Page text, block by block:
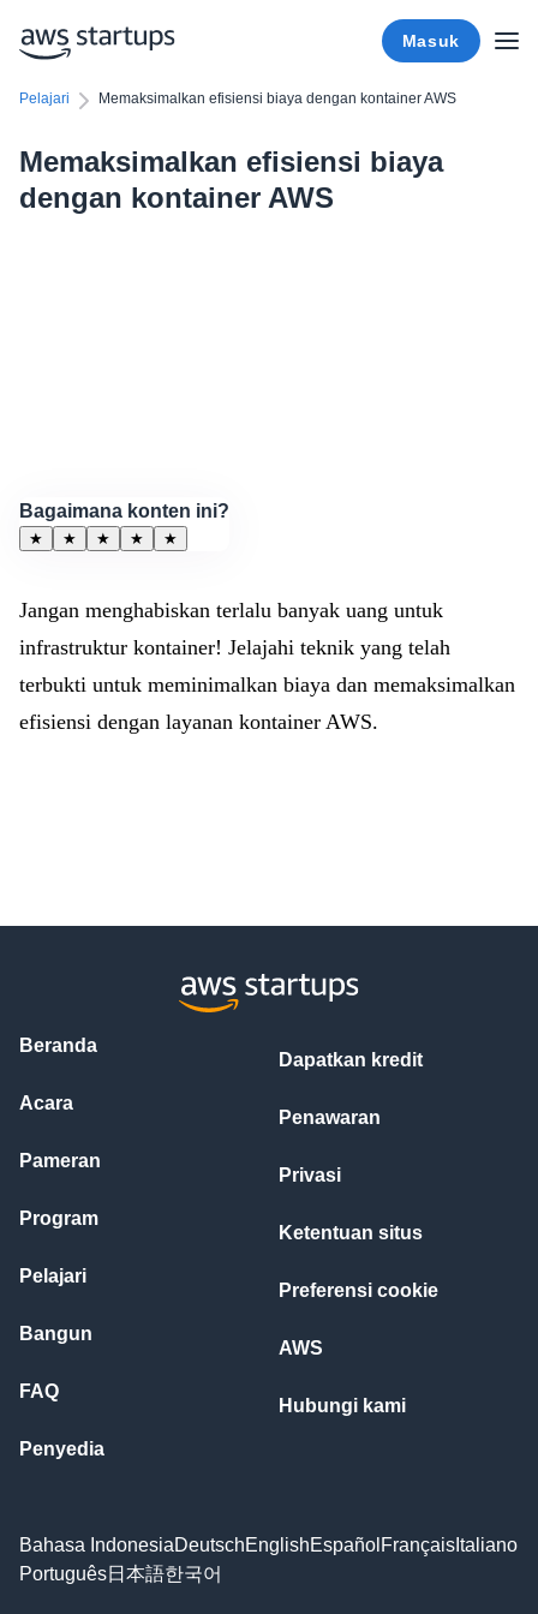
Masuk
Pelajari Memaksimalkan efisiensi biaya dengan kontainer AWS
Memaksimalkan efisiensi biaya
dengan kontainer AWS
Bagaimana konten ini?
★ ★ ★ ★ ★
Jangan menghabiskan terlalu banyak uang untuk
infrastruktur kontainer! Jelajahi teknik yang telah
terbukti untuk meminimalkan biaya dan memaksimalkan
efisiensi dengan layanan kontainer AWS.
Beranda
Acara
Pameran
Program
Pelajari
Bangun
FAQ
Penyedia
Dapatkan kredit
Penawaran
Privasi
Ketentuan situs
Preferensi cookie
AWS
Hubungi kami
Bahasa IndonesiaDeutschEnglishEspañol Français Italiano
Português日本語한국어